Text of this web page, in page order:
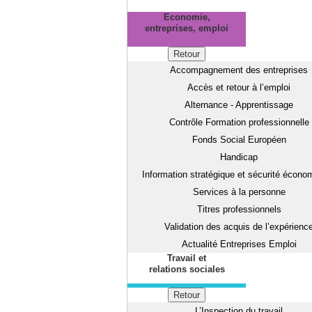
Economie,
entreprises, emploi
Retour
Accompagnement des entreprises
Accès et retour à l’emploi
Alternance - Apprentissage
Contrôle Formation professionnelle
Fonds Social Européen
Handicap
Information stratégique et sécurité
Services à la personne
Titres professionnels
Validation des acquis de
Actualité Entreprises Emploi
Travail et
relations sociales
Retour